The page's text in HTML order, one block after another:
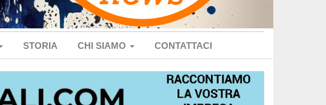
STORIA CHI SIAMO CONTATTACI